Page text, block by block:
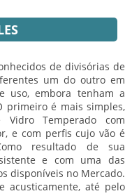
de divisórias de
um do outro em
uso, embora tenham a
primeiro é mais simples,
Temperado com
e com perfis cujo vão é
resultado de sua
e com uma das
disponíveis no Mercado.
acusticamente, até pelo